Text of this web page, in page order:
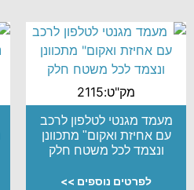
מק"ט:2115
מעמד מגנטי לטלפון לרכב
עם אחיזת ואקום" מתכוונן
ונצמד לכל משטח חלק
לפרטים נוספים >>